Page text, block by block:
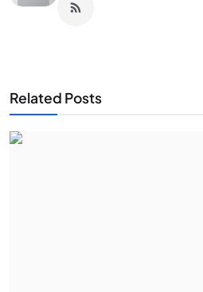
Related Posts